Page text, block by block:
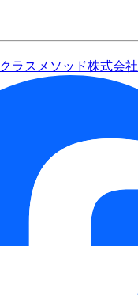
クラスメソッド株式会社